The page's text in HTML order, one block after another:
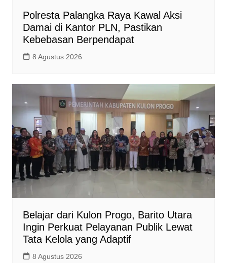
Polresta Palangka Raya Kawal Aksi
Damai di Kantor PLN, Pastikan
Kebebasan Berpendapat
8 Agustus 2026
Belajar dari Kulon Progo, Barito Utara
Ingin Perkuat Pelayanan Publik Lewat
Tata Kelola yang Adaptif
8 Agustus 2026